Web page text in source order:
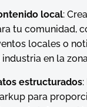
local:
tu comunidad,
locales o
en la
estructurados
para